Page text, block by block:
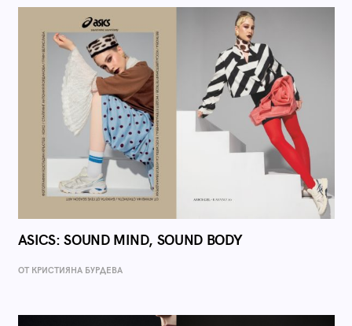
ASICS: SOUND MIND, SOUND BODY
ОТ КРИСТИЯНА БУРДЕВА